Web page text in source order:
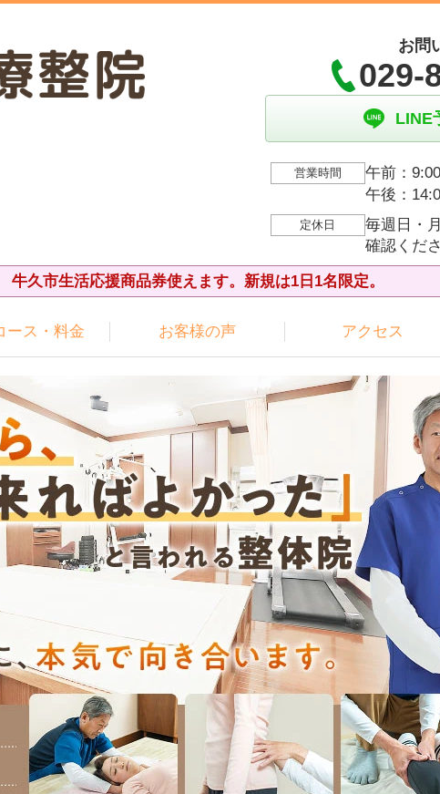
お問
029-
LINE
営業時間
午前：
午後：
定休日 毎週日・
確認くだ
牛久市生活応援商品券使えます。新規は1日1名限定。
ース・料金 お客様の声 アクセス